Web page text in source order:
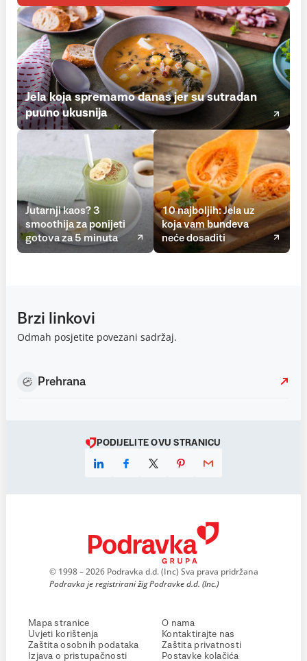
Jela koja spremamo danas jer su sutradan
puuno ukusnija
Jutarnji kaos? 3
smoothija za ponijeti
gotova za 5 minuta
10 najboljih: Jela uz
koja vam bundeva
neće dosaditi
Brzi linkovi
Odmah posjetite povezani sadržaj.
Prehrana
PODIJELITE OVU STRANICU
© 1998 – 2026 Podravka d.d. (Inc) Sva prava pridržana
Podravka je registrirani žig Podravke d.d. (Inc.)
Mapa stranice
Uvjeti korištenja
Zaštita osobnih podataka
Izjava o pristupačnosti
O nama
Kontaktirajte nas
Zaštita privatnosti
Postavke kolačića